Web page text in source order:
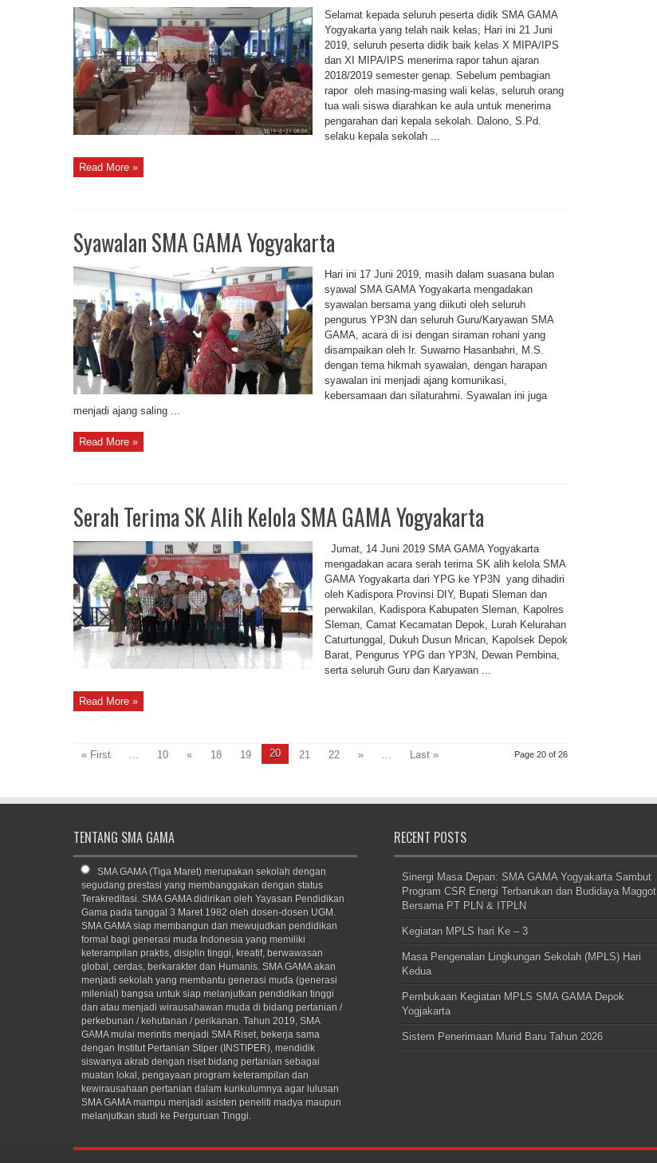
Selamat kepada seluruh peserta didik SMA GAMA
Yogyakarta yang telah naik kelas, Hari ini 21 Juni
2019, seluruh peserta didik baik kelas X MIPA/IPS
dan XI MIPA/IPS menerima rapor tahun ajaran
2018/2019 semester genap. Sebelum pembagian
rapor oleh masing-masing wali kelas, seluruh orang
tua wali siswa diarahkan ke aula untuk menerima
pengarahan dari kepala sekolah. Dalono, S.Pd.
selaku kepala sekolah ...
Read More »
Syawalan SMA GAMA Yogyakarta
Hari ini 17 Juni 2019, masih dalam suasana bulan
syawal SMA GAMA Yogyakarta mengadakan
syawalan bersama yang diikuti oleh seluruh
pengurus YP3N dan seluruh Guru/Karyawan SMA
GAMA, acara di isi dengan siraman rohani yang
disampaikan oleh Ir. Suwarno Hasanbahri, M.S.
dengan tema hikmah syawalan, dengan harapan
syawalan ini menjadi ajang komunikasi,
kebersamaan dan silaturahmi. Syawalan ini juga
menjadi ajang saling ...
Read More »
Serah Terima SK Alih Kelola SMA GAMA Yogyakarta
Jumat, 14 Juni 2019 SMA GAMA Yogyakarta
mengadakan acara serah terima SK alih kelola SMA
GAMA Yogyakarta dari YPG ke YP3N yang dihadiri
oleh Kadispora Provinsi DIY, Bupati Sleman dan
perwakilan, Kadispora Kabupaten Sleman, Kapolres
Sleman, Camat Kecamatan Depok, Lurah Kelurahan
Caturtunggal, Dukuh Dusun Mrican, Kapolsek Depok
Barat, Pengurus YPG dan YP3N, Dewan Pembina,
serta seluruh Guru dan Karyawan ...
Read More »
Page 20 of 26
« First 10 « 18 19 20 21 22 » Last »
TENTANG SMA GAMA
SMA GAMA (Tiga Maret) merupakan sekolah dengan
segudang prestasi yang membanggakan dengan status
Terakreditasi. SMA GAMA didirikan oleh Yayasan Pendidikan
Gama pada tanggal 3 Maret 1982 oleh dosen-dosen UGM.
SMA GAMA siap membangun dan mewujudkan pendidikan
formal bagi generasi muda Indonesia yang memiliki
keterampilan praktis, disiplin tinggi, kreatif, berwawasan
global, cerdas, berkarakter dan Humanis. SMA GAMA akan
menjadi sekolah yang membantu generasi muda (generasi
milenial) bangsa untuk siap melanjutkan pendidikan tinggi
dan atau menjadi wirausahawan muda di bidang pertanian /
perkebunan / kehutanan / perikanan. Tahun 2019, SMA
GAMA mulai merintis menjadi SMA Riset, bekerja sama
dengan Institut Pertanian Stiper (INSTIPER), mendidik
siswanya akrab dengan riset bidang pertanian sebagai
muatan lokal, pengayaan program keterampilan dan
kewirausahaan pertanian dalam kurikulumnya agar lulusan
SMA GAMA mampu menjadi asisten peneliti madya maupun
melanjutkan studi ke Perguruan Tinggi.
RECENT POSTS
Sinergi Masa Depan: SMA GAMA Yogyakarta Sambut
Program CSR Energi Terbarukan dan Budidaya Maggot
Bersama PT PLN & ITPLN
Kegiatan MPLS hari Ke – 3
Masa Pengenalan Lingkungan Sekolah (MPLS) Hari
Kedua
Pembukaan Kegiatan MPLS SMA GAMA Depok
Yogjakarta
Sistem Penerimaan Murid Baru Tahun 2026